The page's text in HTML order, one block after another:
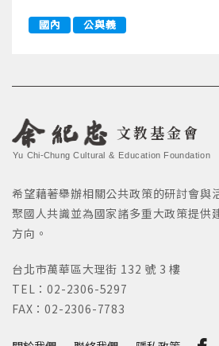
國內 公與義
文教基金會
Yu Chi-Chung Cultural & Education Foundation
希望藉著舉辦相關公共政策的研討會與
聚國人共識並為國家諸多重大政策提供
方向。
台北市萬華區大理街 132 號 3 樓
TEL：02-2306-5297
FAX：02-2306-7783